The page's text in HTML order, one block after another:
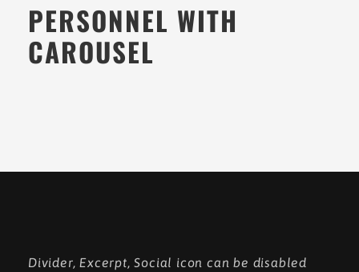
PERSONNEL WITH
CAROUSEL
Divider, Excerpt, Social icon can be disabled